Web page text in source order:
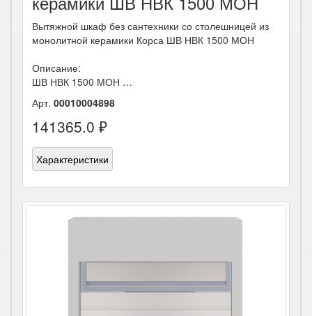
Вытяжной шкаф без сантехники со столешницей из
монолитной керамики Корса ШВ НВК 1500 МОН
Описание:
ШВ НВК 1500 МОН …
Арт. 00010004898
141365.0 ₽
Характеристики